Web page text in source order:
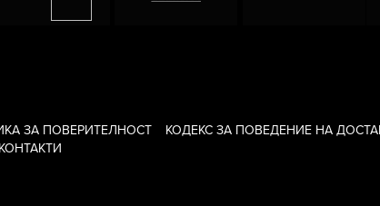
ЗА ПОВЕРИТЕЛНОСТ
КОДЕКС ЗА ПОВЕДЕНИЕ НА